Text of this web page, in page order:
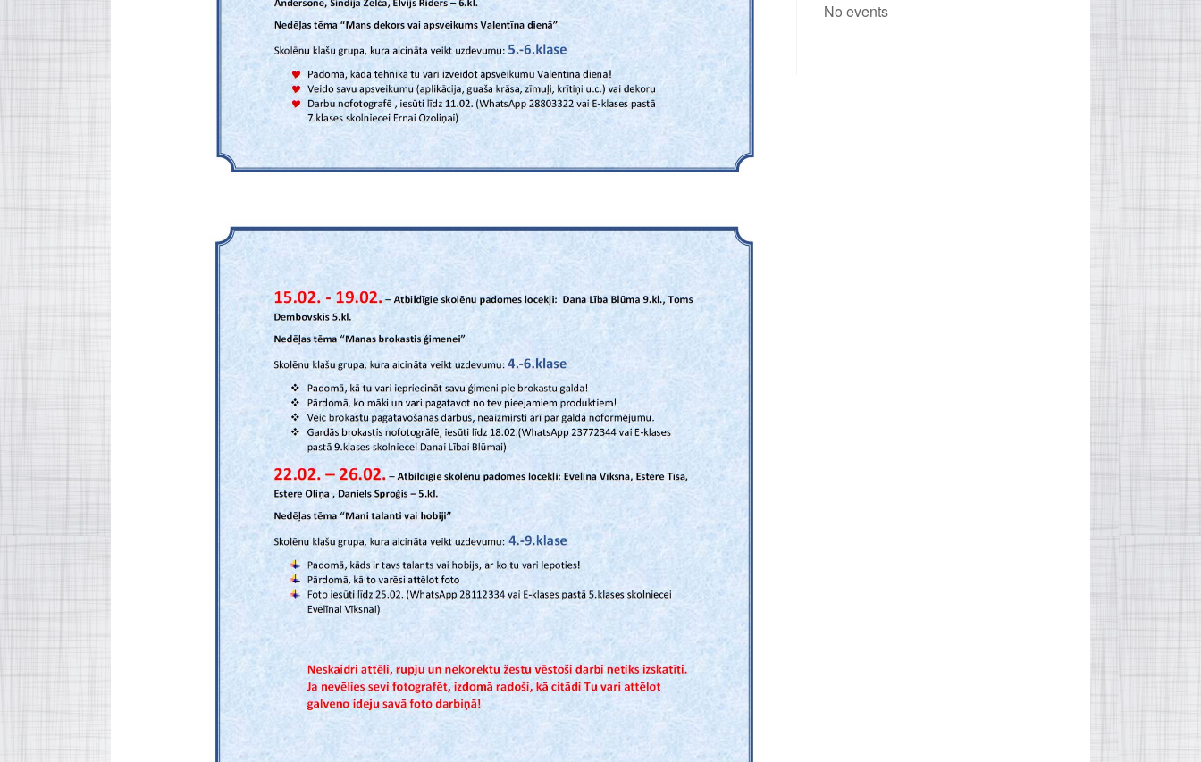
No events